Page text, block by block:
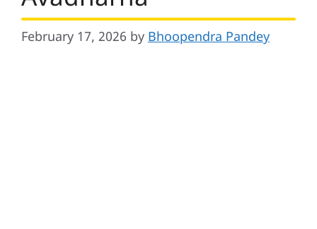
February 17, 2026 by Bhoopendra Pandey